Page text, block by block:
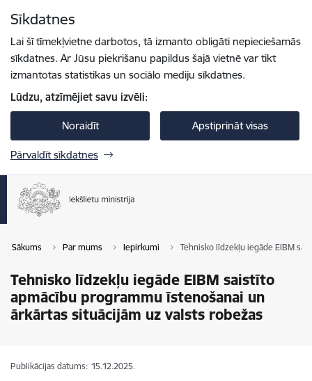
Sīkdatnes
Lai šī tīmekļvietne darbotos, tā izmanto obligāti nepieciešamās
sīkdatnes. Ar Jūsu piekrišanu papildus šajā vietnē var tikt
izmantotas statistikas un sociālo mediju sīkdatnes.
Lūdzu, atzīmējiet savu izvēli:
Noraidīt Apstiprināt visas
Pārvaldīt sīkdatnes
Sākums Par mums Iepirkumi Tehnisko līdzekļu iegāde EIBM
Tehnisko līdzekļu iegāde EIBM saistīto
apmācību programmu īstenošanai un
ārkārtas situācijām uz valsts robežas
Publikācijas datums: 15.12.2025.